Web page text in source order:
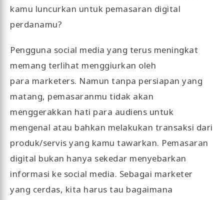
kamu luncurkan untuk pemasaran digital
perdanamu?
Pengguna social media yang terus meningkat
memang terlihat menggiurkan oleh
para marketers. Namun tanpa persiapan yang
matang, pemasaranmu tidak akan
menggerakkan hati para audiens untuk
mengenal atau bahkan melakukan transaksi dari
produk/servis yang kamu tawarkan. Pemasaran
digital bukan hanya sekedar menyebarkan
informasi ke social media. Sebagai marketer
yang cerdas, kita harus tau bagaimana